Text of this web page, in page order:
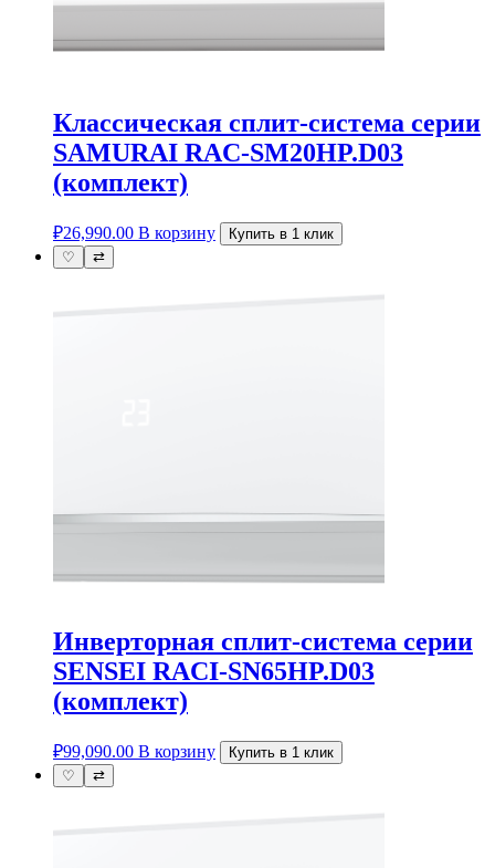
Классическая сплит-система серии
SAMURAI RAC-SM20HP.D03
(комплект)
₽26,990.00 В корзину
Купить в 1 клик
♡
⇄
Инверторная сплит-система серии
SENSEI RACI-SN65HP.D03
(комплект)
₽99,090.00 В корзину
Купить в 1 клик
♡
⇄